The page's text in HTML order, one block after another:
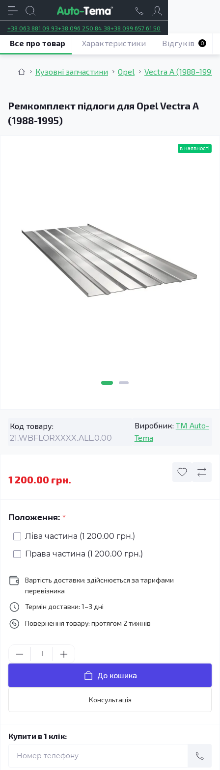
+38 063 881 09 93+38 096 250 84 38+38 099 657 61 50
Кузовні запчастини Opel Vectra A (1988–1995)
Ремкомплект підлоги для Opel Vectra A
(1988-1995)
Все про товар Характеристики Відгуків 0
в наявності
Код товару:
21.WBFLORXXXX.ALL.0.00
Виробник: TM Auto-
Tema
1 200.00 грн.
Положення: *
Ліва частина (1 200.00 грн.)
Права частина (1 200.00 грн.)
Вартість доставки: здійснюється за тарифами
перевізника
Термін доставки: 1–3 дні
Повернення товару: протягом 2 тижнів
До кошика
Консультація
Купити в 1 клік: